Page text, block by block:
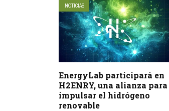
NOTICIAS
EnergyLab participará en
H2ENRY, una alianza para
impulsar el hidrógeno
renovable